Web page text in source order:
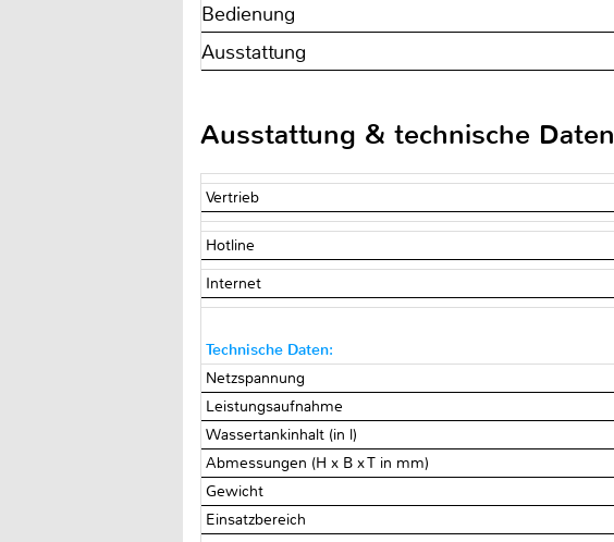
Bedienung
Ausstattung
Ausstattung & technische Daten
Vertrieb
Hotline
Internet
Technische Daten:
Netzspannung
Leistungsaufnahme
Wassertankinhalt (in l)
Abmessungen (H x B x T in mm)
Gewicht
Einsatzbereich